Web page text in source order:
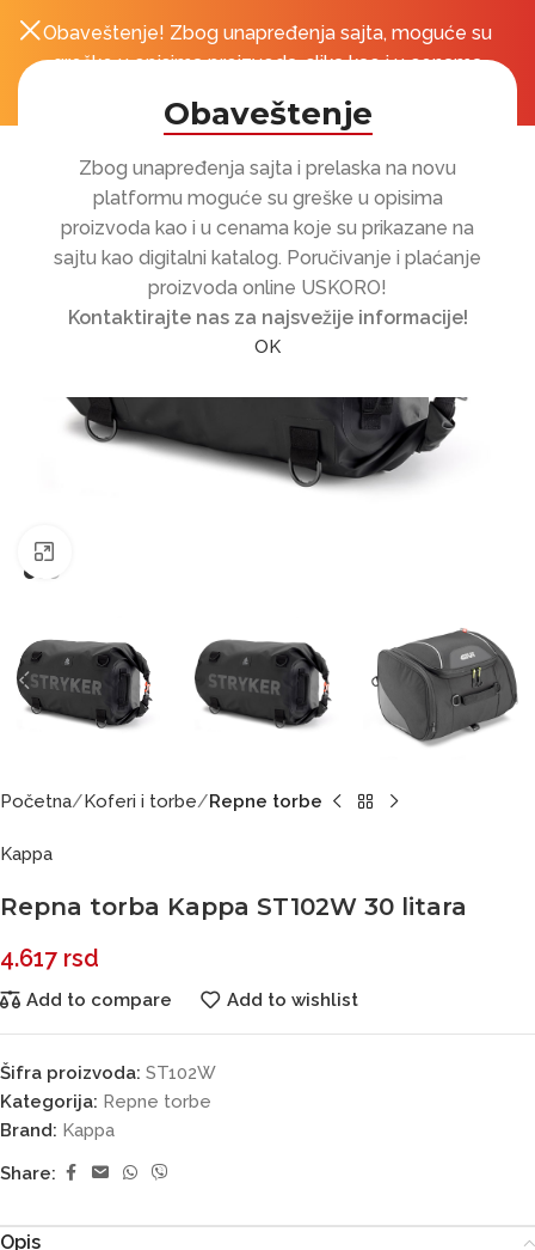
Obaveštenje
Zbog unapređenja sajta i prelaska na novu
platformu moguće su greške u opisima
proizvoda kao i u cenama koje su prikazane na
sajtu kao digitalni katalog. Poručivanje i plaćanje
proizvoda online USKORO!
Kontaktirajte nas za najsvežije informacije!
OK
Obaveštenje! Zbog unapređenja sajta, moguće su
greške u opisima proizvoda, slika kao i u cenama
Početna Koferi i torbe Repne torbe
Kappa
Repna torba Kappa ST102W 30 litara
4.617 rsd
Add to compare Add to wishlist
Šifra proizvoda: ST102W
Kategorija: Repne torbe
Brand: Kappa
Share:
Opis